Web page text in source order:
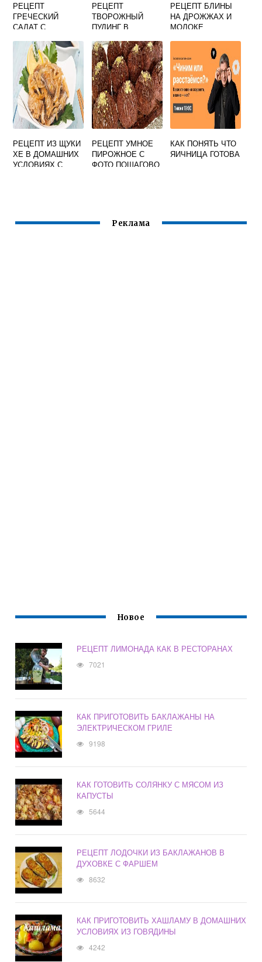
РЕЦЕПТ
ГРЕЧЕСКИЙ
САЛАТ С
КЛАССИЧЕСКИЙ
РЕЦЕПТ
ТВОРОЖНЫЙ
ПУДИНГ В
ДИЕТИЧЕСКИЙ
СТОЛ 5
РЕЦЕПТ БЛИНЫ
НА ДРОЖЖАХ И
МОЛОКЕ
РЕЦЕПТ ИЗ ЩУКИ
ХЕ В ДОМАШНИХ
УСЛОВИЯХ С
РЕЦЕПТ УМНОЕ
ПИРОЖНОЕ С
ФОТО ПОШАГОВО
КАК ПОНЯТЬ ЧТО
ЯИЧНИЦА ГОТОВА
Реклама
Новое
РЕЦЕПТ ЛИМОНАДА КАК В РЕСТОРАНАХ
7021
КАК ПРИГОТОВИТЬ БАКЛАЖАНЫ НА
ЭЛЕКТРИЧЕСКОМ ГРИЛЕ
9198
КАК ГОТОВИТЬ СОЛЯНКУ С МЯСОМ ИЗ
КАПУСТЫ
5644
РЕЦЕПТ ЛОДОЧКИ ИЗ БАКЛАЖАНОВ В
ДУХОВКЕ С ФАРШЕМ
8632
КАК ПРИГОТОВИТЬ ХАШЛАМУ В ДОМАШНИХ
УСЛОВИЯХ ИЗ ГОВЯДИНЫ
4242